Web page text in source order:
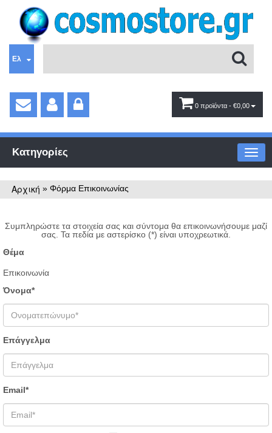
Ελ
0 προϊόντα - €0,00
Κατηγορίες
Αρχική » Φόρμα Επικοινωνίας
Συμπληρώστε τα στοιχεία σας και σύντομα θα επικοινωνήσουμε μαζί
σας. Τα πεδία με αστερίσκο (*) είναι υποχρεωτικά.
Θέμα
Eπικοινωνία
Όνομα*
Επάγγελμα
Email*